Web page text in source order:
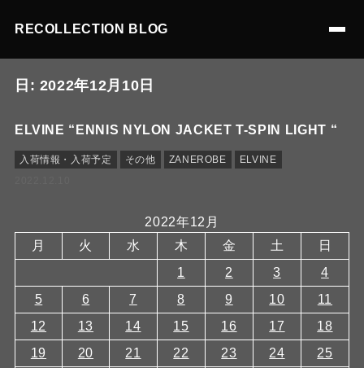
RECOLLECTION BLOG
日: 2022年12月10日
ELVINE “ENNIS NYLON JACKET T-SPIN LIGHT “
入荷情報・入荷予定 その他 ZANEROBE
ELVINE
2022年12月
月
火 水 木 金 土
日
1
2 3
4
5
6 7 8 9 10
11
12
13 14 15 16 17
18
19
20 21 22 23 24
25